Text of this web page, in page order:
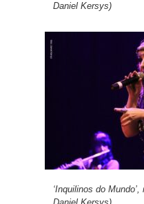
Daniel Kersys)
‘Inquilinos do